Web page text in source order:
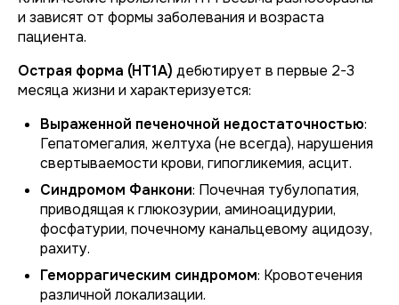
и зависят от формы заболевания и возраста
пациента.
Острая форма (НТ1А) дебютирует в первые 2-3
месяца жизни и характеризуется:
Выраженной печеночной недостаточностью:
Гепатомегалия, желтуха (не всегда), нарушения
свертываемости крови, гипогликемия, асцит.
Синдромом Фанкони: Почечная тубулопатия,
приводящая к глюкозурии, аминоацидурии,
фосфатурии, почечному канальцевому ацидозу,
рахиту.
Геморрагическим синдромом: Кровотечения
различной локализации.